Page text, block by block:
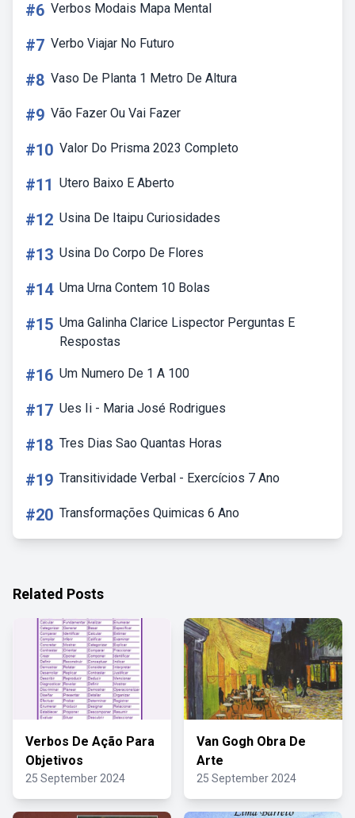
#6 Verbos Modais Mapa Mental
#7 Verbo Viajar No Futuro
#8 Vaso De Planta 1 Metro De Altura
#9 Vão Fazer Ou Vai Fazer
#10 Valor Do Prisma 2023 Completo
#11 Utero Baixo E Aberto
#12 Usina De Itaipu Curiosidades
#13 Usina Do Corpo De Flores
#14 Uma Urna Contem 10 Bolas
#15 Uma Galinha Clarice Lispector Perguntas E
Respostas
#16 Um Numero De 1 A 100
#17 Ues Ii - Maria José Rodrigues
#18 Tres Dias Sao Quantas Horas
#19 Transitividade Verbal - Exercícios 7 Ano
#20 Transformações Quimicas 6 Ano
Related Posts
Verbos De Ação Para
Objetivos
25 September 2024
Van Gogh Obra De
Arte
25 September 2024